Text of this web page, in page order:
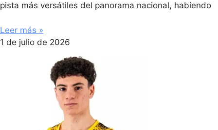
pista más versátiles del panorama nacional, habiendo
Leer más »
1 de julio de 2026